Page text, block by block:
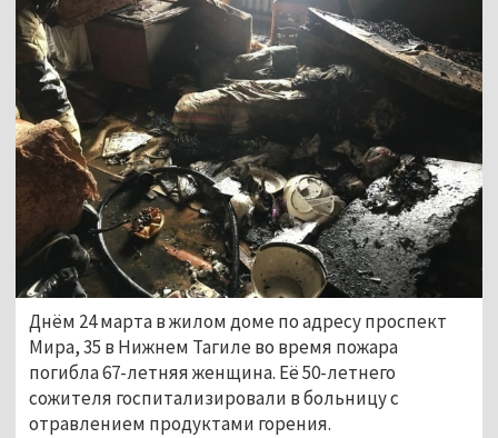
Днём 24 марта в жилом доме по адресу проспект
Мира, 35 в Нижнем Тагиле во время пожара
погибла 67-летняя женщина. Её 50-летнего
сожителя госпитализировали в больницу с
отравлением продуктами горения.